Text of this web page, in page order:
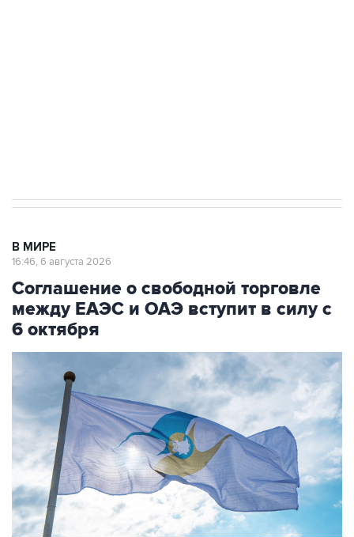
В МИРЕ
16:46, 6 августа 2026
Соглашение о свободной торговле
между ЕАЭС и ОАЭ вступит в силу с
6 октября